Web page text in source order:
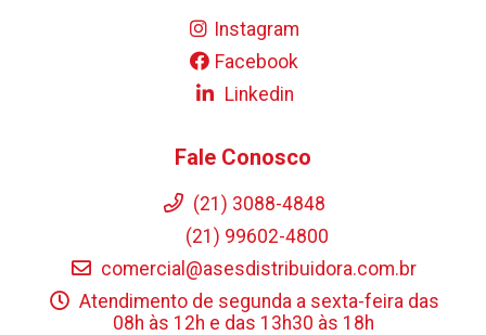
Instagram
Facebook
Linkedin
Fale Conosco
(21) 3088-4848
(21) 99602-4800
comercial@asesdistribuidora.com.br
Atendimento de segunda a sexta-feira das
08h às 12h e das 13h30 às 18h